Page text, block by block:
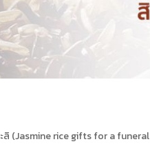
ลิ (Jasmine rice gifts for a